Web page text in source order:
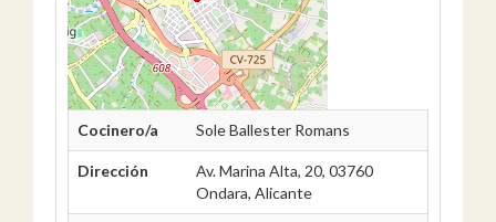
Cocinero/a Sole Ballester Romans
Dirección
Av. Marina Alta, 20, 03760
Ondara, Alicante